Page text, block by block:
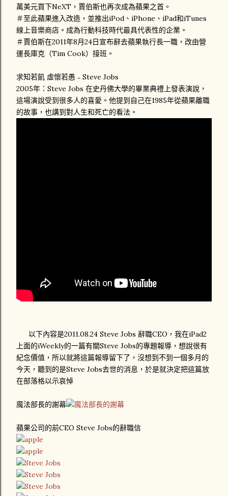
萬美元買下NeXT，賈伯斯也再次成為蘋果之首。
＃至此蘋果進入改造，並推出iPod、iPhone、iPad和iTunes
線上音樂商店。成為行動科技時代最具代表性的企業。
＃賈伯斯在2011年8月24日宣布辭去蘋果執行長一職，改由營
運長庫克（Tim Cook）接班。
求知若飢 虛懷若愚﹣Steve Jobs
2005年：Steve Jobs 在史丹佛大學的畢業典禮上發表演說，
這場演說受到很多人的喜愛。他提到自己在1985年從蘋果離職
的故事，也講到對人生和死亡的看法。
以下內容是2011.08.24 Steve Jobs 辭職CEO，我在iPad2
上面的iWeekly的一篇有關Steve Jobs的專題報導，想說很有
紀念價值，所以就將這篇報導留下了，沒想到不到一個多月的
今天，聽到的是Steve Jobs去世的消息，於是就決定把這篇放
在部落格以示哀悼
魔法部長的謝幕
蘋果公司的前CEO Steve Jobs的辭職信